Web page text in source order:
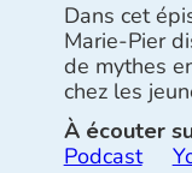
Dans cet
Marie-Pier
de mythes
chez les
À écouter
Podcast